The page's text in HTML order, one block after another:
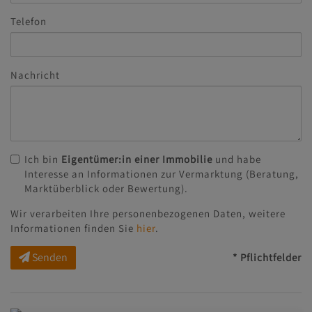
Telefon
Nachricht
Ich bin Eigentümer:in einer Immobilie und habe
Interesse an Informationen zur Vermarktung (Beratung,
Marktüberblick oder Bewertung).
Wir verarbeiten Ihre personenbezogenen Daten, weitere
Informationen finden Sie hier.
Senden * Pflichtfelder